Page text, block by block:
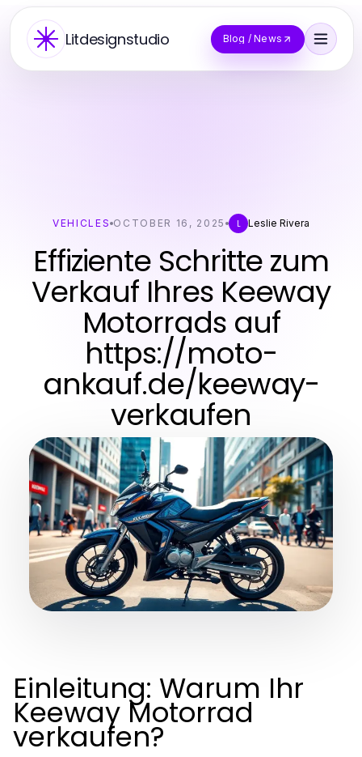
Litdesignstudio Blog / News
VEHICLES OCTOBER 16, 2025 L Leslie Rivera
Effiziente Schritte zum
Verkauf Ihres Keeway
Motorrads auf
https://moto-
ankauf.de/keeway-
verkaufen
Einleitung: Warum Ihr
Keeway Motorrad
verkaufen?